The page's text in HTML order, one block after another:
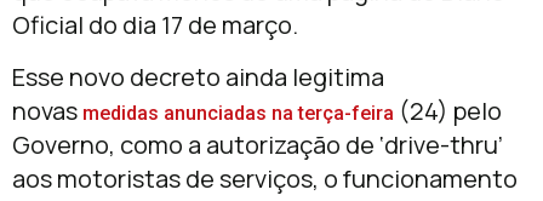
Oficial do dia 17 de março.
Esse novo decreto ainda legitima
novas medidas anunciadas na terça-feira (24) pelo
Governo, como a autorização de ‘drive-thru’
aos motoristas de serviços, o funcionamento